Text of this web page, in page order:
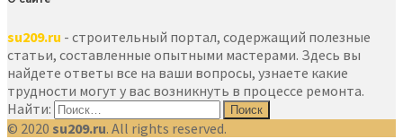
su209.ru - строительный портал, содержащий полезные
статьи, составленные опытными мастерами. Здесь вы
найдете ответы все на ваши вопросы, узнаете какие
трудности могут у вас возникнуть в процессе ремонта.
Найти:
© 2020 su209.ru. All rights reserved.